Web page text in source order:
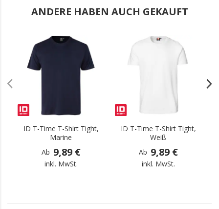
ANDERE HABEN AUCH GEKAUFT
ID T-Time T-Shirt Tight,
Marine
Ab 9,89 €
inkl. MwSt.
ID T-Time T-Shirt Tight,
Weiß
Ab 9,89 €
inkl. MwSt.